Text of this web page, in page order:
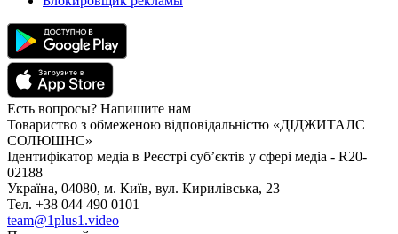
Есть вопросы? Напишите нам
Товариство з обмеженою відповідальністю «ДІДЖИТАЛС
СОЛЮШНС»
Ідентифікатор медіа в Реєстрі суб’єктів у сфері медіа - R20-
02188
Україна, 04080, м. Київ, вул. Кирилівська, 23
Тел. +38 044 490 0101
team@1plus1.video